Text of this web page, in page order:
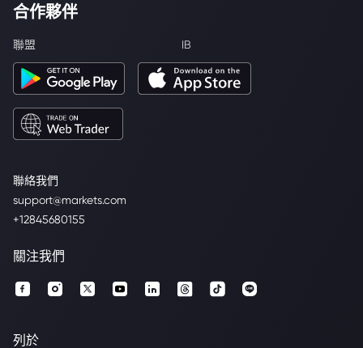
聯絡我們
support@markets.com
+12845680155
合作夥伴
聯盟 IB
關注我們
列於